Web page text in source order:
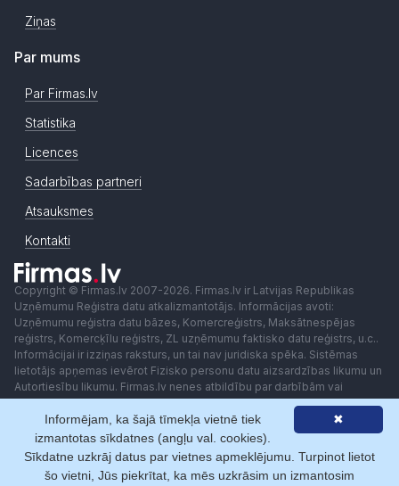
Ziņas
Par mums
Par Firmas.lv
Statistika
Licences
Sadarbības partneri
Atsauksmes
Kontakti
Copyright © Firmas.lv 2007-2026. Firmas.lv ir Latvijas Republikas
Uzņēmumu Reģistra datu atkalizmantotājs. Informācijas avoti:
Uzņēmumu reģistra datu bāzes, Komercreģistrs, Maksātnespējas
reģistrs, Komercķīlu reģistrs, ZL uzņēmumu faktisko datu reģistrs, u.c..
Informācijai ir izziņas raksturs, un tai nav juridiska spēka. Sistēmas
lietotājs apņemas ievērot Fizisko personu datu aizsardzības likumu un
Autortiesību likumu. Firmas.lv nenes atbildību par darbībām vai
lēmumiem, kas balstīti uz saņemto pakalpojumu. Lietotājam aizliegts
izmantot jebkādas automatizētas sistēmas vai iekārtas (robotus)
piekļuvei sistēmai bez rakstiskas saskaņošanas ar Firmas.lv. Galvenā
redaktore: Ingūna Pempere.
Lietošanas noteikumi
Privātuma politika Norēķini ar
✖
Informējam, ka šajā tīmekļa vietnē tiek
izmantotas sīkdatnes (angļu val. cookies).
Sīkdatne uzkrāj datus par vietnes apmeklējumu. Turpinot lietot
šo vietni, Jūs piekrītat, ka mēs uzkrāsim un izmantosim